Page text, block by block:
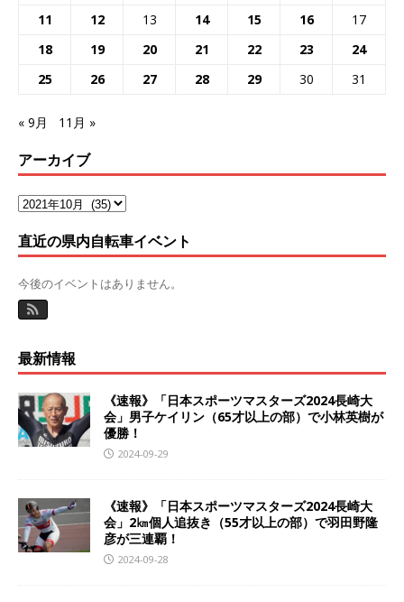
11
12 13 14 15 16
17
18
19 20 21 22 23
24
25
26 27 28 29 30 31
« 9月 11月 »
アーカイブ
直近の県内自転車イベント
今後のイベントはありません。
最新情報
《速報》「日本スポーツマスターズ2024長崎大
会」男子ケイリン（65才以上の部）で小林英樹が
優勝！
2024-09-29
《速報》「日本スポーツマスターズ2024長崎大
会」2㎞個人追抜き（55才以上の部）で羽田野隆
彦が三連覇！
2024-09-28